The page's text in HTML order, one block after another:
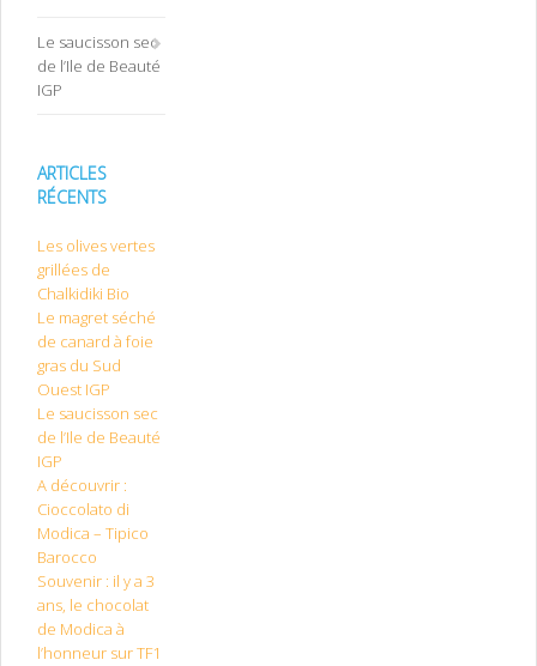
Le saucisson sec
de l’Ile de Beauté
IGP
ARTICLES
RÉCENTS
Les olives vertes
grillées de
Chalkidiki Bio
Le magret séché
de canard à foie
gras du Sud
Ouest IGP
Le saucisson sec
de l’Ile de Beauté
IGP
A découvrir :
Cioccolato di
Modica – Tipico
Barocco
Souvenir : il y a 3
ans, le chocolat
de Modica à
l’honneur sur TF1